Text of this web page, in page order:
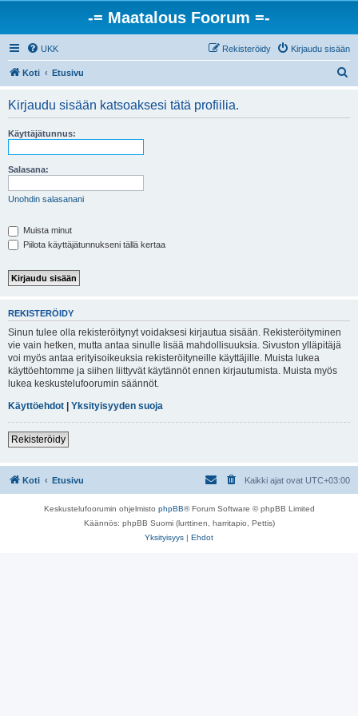
-= Maatalous Foorum =-
UKK Kirjaudu sisään
Rekisteröidy
Koti Etusivu
Kirjaudu sisään katsoaksesi tätä profiilia.
Käyttäjätunnus:
Salasana:
Unohdin salasanani
Muista minut
Piilota käyttäjätunnukseni tällä kertaa
REKISTERÖIDY
Sinun tulee olla rekisteröitynyt voidaksesi kirjautua sisään. Rekisteröityminen
vie vain hetken, mutta antaa sinulle lisää mahdollisuuksia. Sivuston ylläpitäjä
voi myös antaa erityisoikeuksia rekisteröityneille käyttäjille. Muista lukea
käyttöehtomme ja siihen liittyvät käytännöt ennen kirjautumista. Muista myös
lukea keskustelufoorumin säännöt.
Käyttöehdot | Yksityisyyden suoja
Rekisteröidy
Koti Etusivu Kaikki ajat ovat UTC+03:00
Keskustelufoorumin ohjelmisto phpBB® Forum Software © phpBB Limited
Käännös: phpBB Suomi (lurttinen, harritapio, Pettis)
Yksityisyys | Ehdot